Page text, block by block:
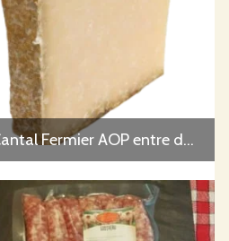
Cantal Fermier AOP entre deux